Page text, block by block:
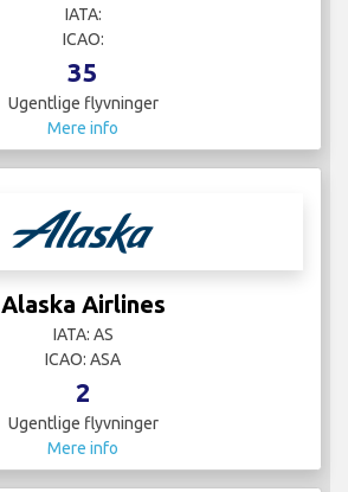
IATA:
ICAO:
35
Ugentlige flyvninger
Mere info
Alaska Airlines
IATA: AS
ICAO: ASA
2
Ugentlige flyvninger
Mere info